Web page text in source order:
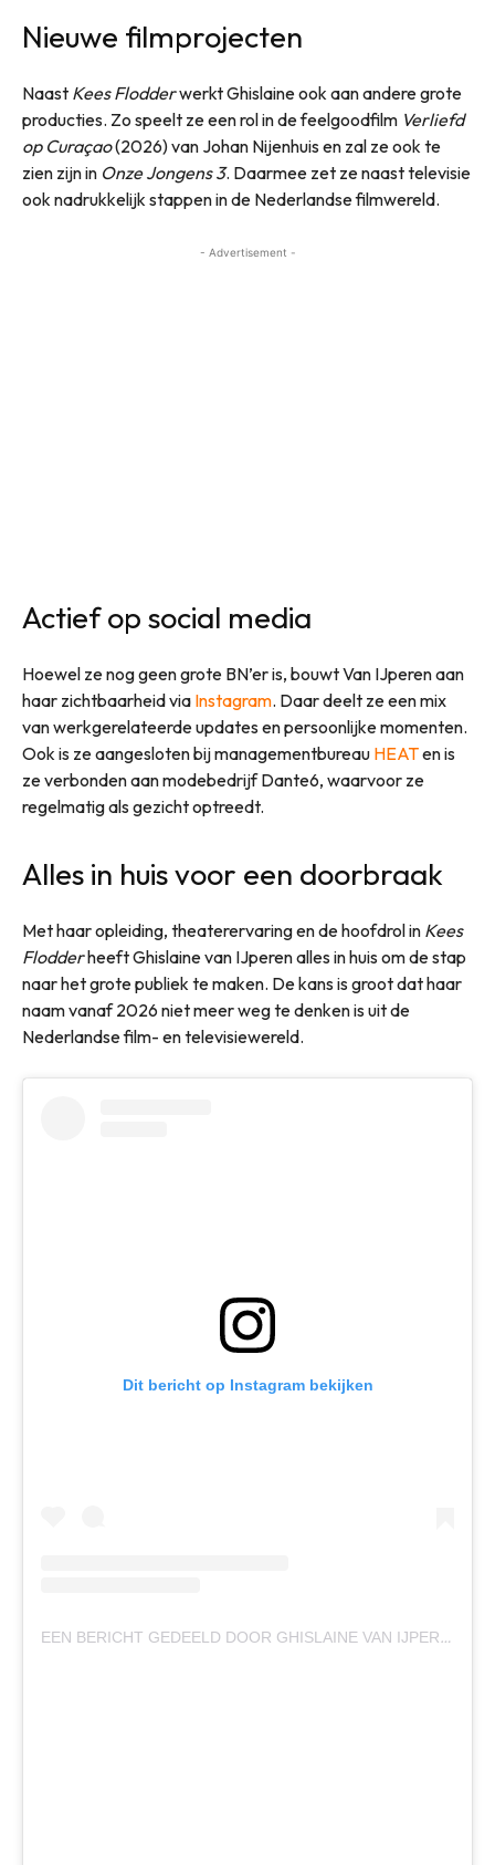
Nieuwe filmprojecten
Naast Kees Flodderwerkt Ghislaine ook aan andere grote
producties. Zo speelt ze een rol in de feelgoodfilm Verliefd
op Curaçao(2026) van Johan Nijenhuis en zal ze ook te
zien zijn in Onze Jongens 3. Daarmee zet ze naast televisie
ook nadrukkelijk stappen in de Nederlandse filmwereld.
- Advertisement -
Actief op social media
Hoewel ze nog geen grote BN’er is, bouwt Van IJperen aan
haar zichtbaarheid via Instagram. Daar deelt ze een mix
van werkgerelateerde updates en persoonlijke momenten.
Ook is ze aangesloten bij managementbureau HEATen is
ze verbonden aan modebedrijf Dante6, waarvoor ze
regelmatig als gezicht optreedt.
Alles in huis voor een doorbraak
Met haar opleiding, theaterervaring en de hoofdrol in Kees
Flodderheeft Ghislaine van IJperen alles in huis om de stap
naar het grote publiek te maken. De kans is groot dat haar
naam vanaf 2026 niet meer weg te denken is uit de
Nederlandse film- en televisiewereld.
Dit bericht op Instagram bekijken
EEN BERICHT GEDEELD DOOR GHISLAINE VAN IJPEREN (@GHISLAINEVANIJPEREN)